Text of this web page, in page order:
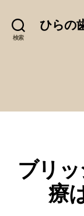
検索
ひらの
ブリ
療